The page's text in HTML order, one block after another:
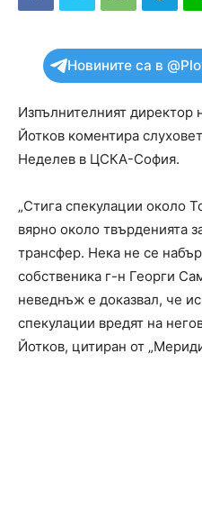
Новините са в
Изпълнителният директор
Йотков коментира
Неделев в ЦСКА-София.
„Стига спекулации около
вярно около твърденията
трансфер. Нека не се
собственика г-н Георги
неведнъж е доказвал, че
спекулации вредят на
Йотков, цитиран от